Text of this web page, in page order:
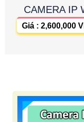
CAMERA IP
Giá : 2,600,000